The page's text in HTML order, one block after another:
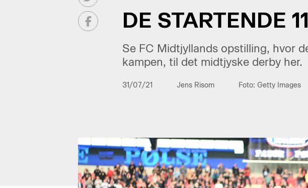
DE STARTENDE
Se FC Midtjyllands opstilling, hvor
kampen, til det midtjyske derby her.
31/07/21 Jens Risom Foto: Getty Images